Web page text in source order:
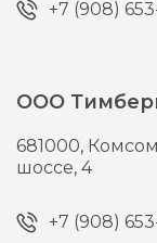
+7 (908)
ООО
681000,
шоссе, 4
+7 (908)